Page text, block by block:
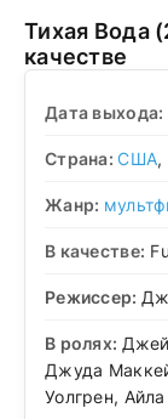
Тихая Вода (2020) смотреть в хорошем
качестве
Дата выхода:
Страна:США,
Жанр:
В качестве:
Режиссер:
В ролях:
Джуда
Уолгрен,